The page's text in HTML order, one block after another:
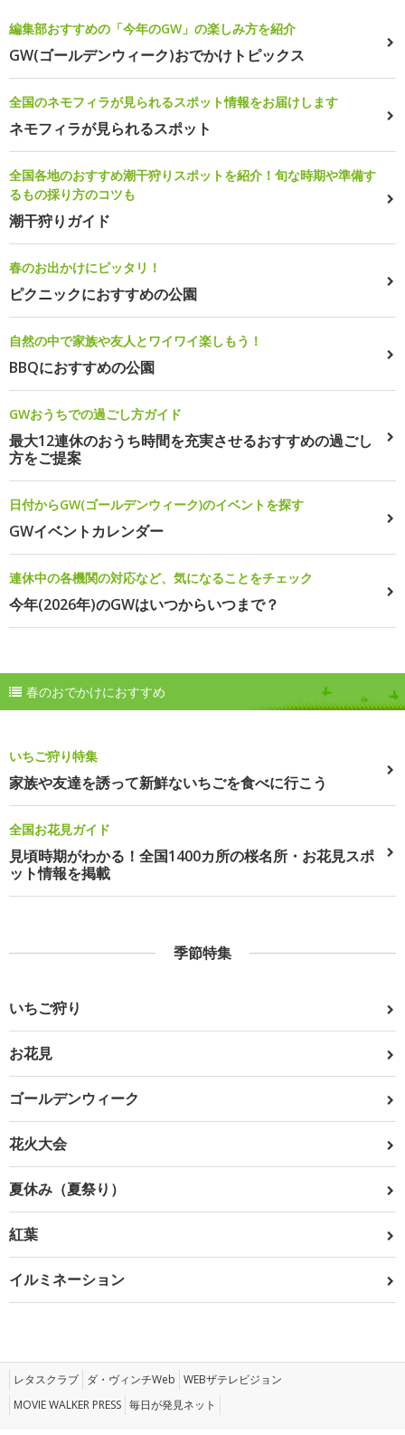
編集部おすすめの「今年のGW」の楽しみ方を紹介
GW(ゴールデンウィーク)おでかけトピックス
全国のネモフィラが見られるスポット情報をお届けします
ネモフィラが見られるスポット
全国各地のおすすめ潮干狩りスポットを紹介！旬な時期や準備す
るもの採り方のコツも
潮干狩りガイド
春のお出かけにピッタリ！
ピクニックにおすすめの公園
自然の中で家族や友人とワイワイ楽しもう！
BBQにおすすめの公園
GWおうちでの過ごし方ガイド
最大12連休のおうち時間を充実させるおすすめの過ごし
方をご提案
日付からGW(ゴールデンウィーク)のイベントを探す
GWイベントカレンダー
連休中の各機関の対応など、気になることをチェック
今年(2026年)のGWはいつからいつまで？
春のおでかけにおすすめ
いちご狩り特集
家族や友達を誘って新鮮ないちごを食べに行こう
全国お花見ガイド
見頃時期がわかる！全国1400カ所の桜名所・お花見スポ
ット情報を掲載
季節特集
いちご狩り
お花見
ゴールデンウィーク
花火大会
夏休み（夏祭り）
紅葉
イルミネーション
レタスクラブ ダ・ヴィンチWeb WEBザテレビジョン
MOVIE WALKER PRESS 毎日が発見ネット